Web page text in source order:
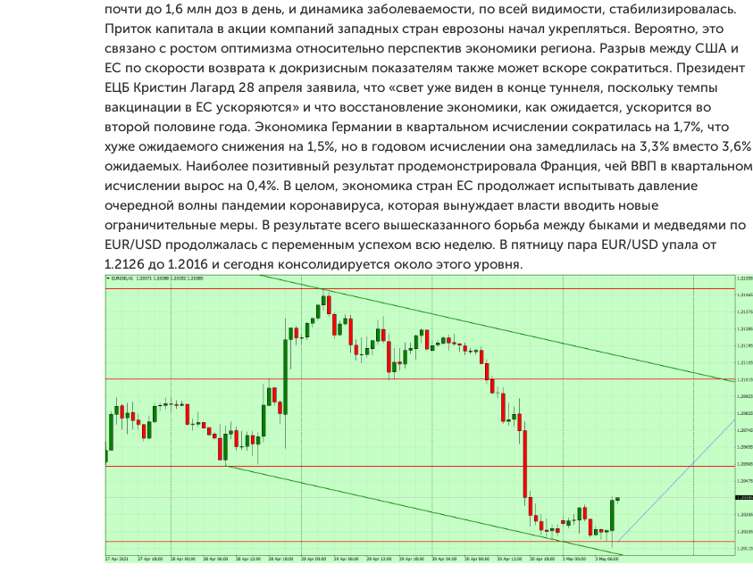
почти до 1,6 млн доз в день, и динамика заболеваемости, по всей видимости, стабилизировалась.
Приток капитала в акции компаний западных стран еврозоны начал укрепляться. Вероятно, это
связано с ростом оптимизма относительно перспектив экономики региона. Разрыв между США и
ЕС по скорости возврата к докризисным показателям также может вскоре сократиться. Президент
ЕЦБ Кристин Лагард 28 апреля заявила, что «свет уже виден в конце туннеля, поскольку темпы
вакцинации в ЕС ускоряются» и что восстановление экономики, как ожидается, ускорится во
второй половине года. Экономика Германии в квартальном исчислении сократилась на 1,7%, что
хуже ожидаемого снижения на 1,5%, но в годовом исчислении она замедлилась на 3,3% вместо 3,6%
ожидаемых. Наиболее позитивный результат продемонстрировала Франция, чей ВВП в квартальном
исчислении вырос на 0,4%. В целом, экономика стран ЕС продолжает испытывать давление
очередной волны пандемии коронавируса, которая вынуждает власти вводить новые
ограничительные меры. В результате всего вышесказанного борьба между быками и медведями по
EUR/USD продолжалась с переменным успехом всю неделю. В пятницу пара EUR/USD упала от
1.2126 до 1.2016 и сегодня консолидируется около этого уровня.